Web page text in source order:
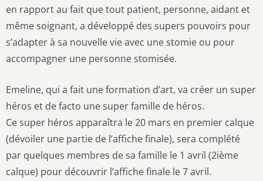
en rapport au fait que tout patient, personne, aidant et
même soignant, a développé des supers pouvoirs pour
s’adapter à sa nouvelle vie avec une stomie ou pour
accompagner une personne stomisée.
Emeline, qui a fait une formation d’art, va créer un super
héros et de facto une super famille de héros.
Ce super héros apparaîtra le 20 mars en premier calque
(dévoiler une partie de l’affiche finale), sera complété
par quelques membres de sa famille le 1 avril (2ième
calque) pour découvrir l’affiche finale le 7 avril.